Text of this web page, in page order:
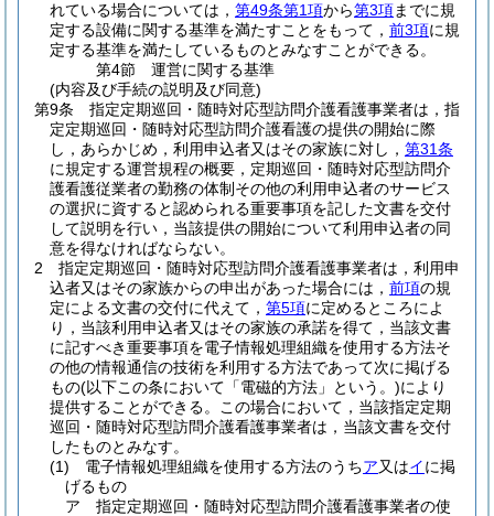
れている場合については， 第49条第1項から第3項までに規
定する設備に関する基準を満たすことをもって， 前3項に規
定する基準を満たしているものとみなすことができる。
第4節
運営に関する基準
(内容及び手続の説明及び同意)
第9条
指定定期巡回・随時対応型訪問介護看護事業者は，指
定定期巡回・随時対応型訪問介護看護の提供の開始に際
し，あらかじめ，利用申込者又はその家族に対し， 第31条
に規定する運営規程の概要，定期巡回・随時対応型訪問介
護看護従業者の勤務の体制その他の利用申込者のサービス
の選択に資すると認められる重要事項を記した文書を交付
して説明を行い，当該提供の開始について利用申込者の同
意を得なければならない。
2
指定定期巡回・随時対応型訪問介護看護事業者は，利用申
込者又はその家族からの申出があった場合には， 前項の規
定による文書の交付に代えて， 第5項に定めるところによ
り，当該利用申込者又はその家族の承諾を得て，当該文書
に記すべき重要事項を電子情報処理組織を使用する方法そ
の他の情報通信の技術を利用する方法であって次に掲げる
もの(以下この条において「電磁的方法」という。)により
提供することができる。
この場合において，当該指定定期
巡回・随時対応型訪問介護看護事業者は，当該文書を交付
したものとみなす。
(1)
電子情報処理組織を使用する方法のうちア又はイに掲
げるもの
ア
指定定期巡回・随時対応型訪問介護看護事業者の使